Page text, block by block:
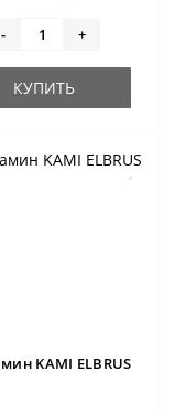
- +
КУПИТЬ
KAMI ELBRUS